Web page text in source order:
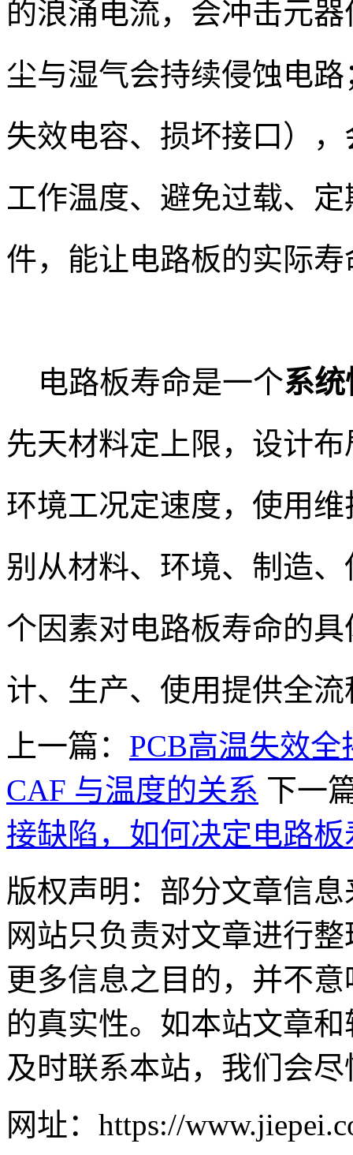
的浪涌电流，会冲击元
尘与湿气会持续侵蚀电
失效电容、损坏接口）
工作温度、避免过载、
件，能让电路板的实际
电路板寿命是一个系
先天材料定上限，设计
环境工况定速度，使用
别从材料、环境、制造
个因素对电路板寿命的
计、生产、使用提供全
上一篇： PCB高温失效
CAF 与温度的关系 下一
接缺陷，如何决定电路
版权声明：部分文章信
网站只负责对文章进行
更多信息之目的，并不
的真实性。如本站文章
及时联系本站，我们会
网址：https://